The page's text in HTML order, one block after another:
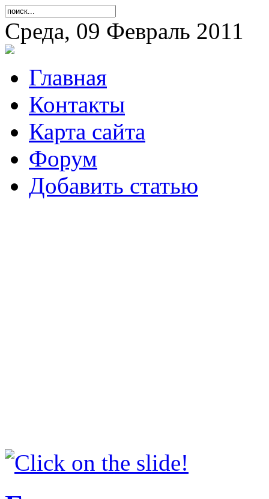
Среда, 09 Февраль 2011
Главная
Контакты
Карта сайта
Форум
Добавить статью